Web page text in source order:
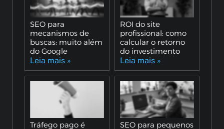
SEO para
mecanismos de
buscas: muito além
do Google
Leia mais »
ROI do site
profissional: como
calcular o retorno
do investimento
Leia mais »
Tráfego pago é
SEO para pequenos